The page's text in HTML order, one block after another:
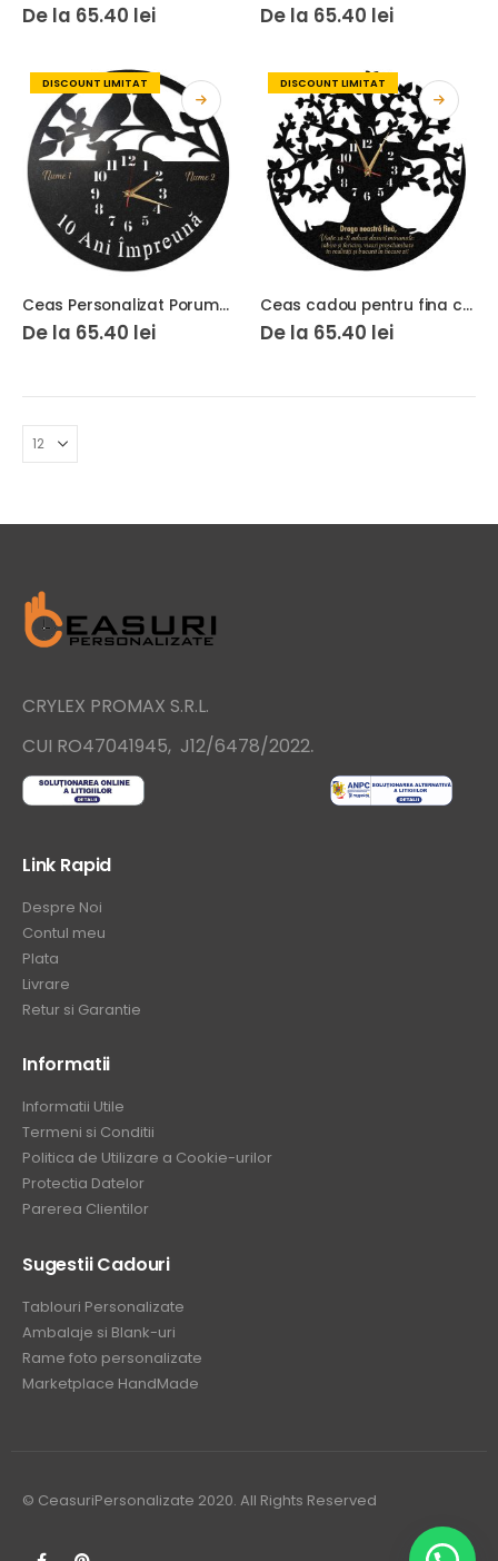
De la 65.40 lei De la 65.40 lei
DISCOUNT LIMITAT
Ceas Personalizat Porumbei 10 Ani impreuna
De la 65.40 lei
DISCOUNT LIMITAT
Ceas cadou pentru fina copacul vietii
De la 65.40 lei
CRYLEX PROMAX S.R.L.
CUI RO47041945, J12/6478/2022.
Link Rapid
Despre Noi
Contul meu
Plata
Livrare
Retur si Garantie
Informatii
Informatii Utile
Termeni si Conditii
Politica de Utilizare a Cookie-urilor
Protectia Datelor
Parerea Clientilor
Sugestii Cadouri
Tablouri Personalizate
Ambalaje si Blank-uri
Rame foto personalizate
Marketplace HandMade
© CeasuriPersonalizate 2020. All Rights Reserved